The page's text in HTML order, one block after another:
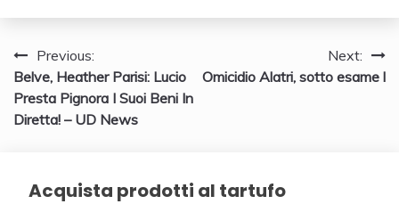
Navigazione
articoli
Previous:
Belve, Heather Parisi: Lucio
Presta Pignora I Suoi Beni In
Diretta! – UD News
Next:
Omicidio Alatri, sotto esame l
Acquista prodotti al tartufo